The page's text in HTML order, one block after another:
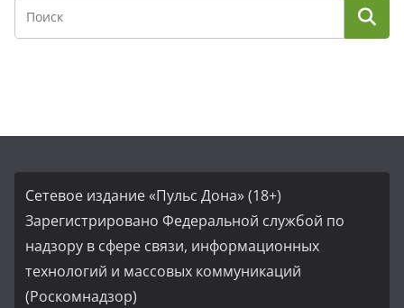
Сетевое издание «Пульс Дона» (18+)
Зарегистрировано Федеральной службой по
надзору в сфере связи, информационных
технологий и массовых коммуникаций
(Роскомнадзор)